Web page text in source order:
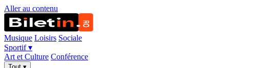
Aller au contenu
Musique Loisirs Sociale
Sportif▾
Art et Culture Conférence